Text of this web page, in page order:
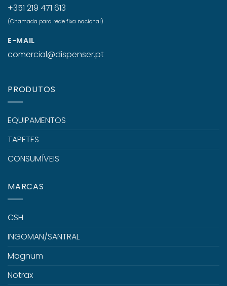
+351 219 471 613
(Chamada para rede fixa nacional)
E-MAIL
comercial@dispenser.pt
PRODUTOS
EQUIPAMENTOS
TAPETES
CONSUMÍVEIS
MARCAS
CSH
INGOMAN/SANTRAL
Magnum
Notrax